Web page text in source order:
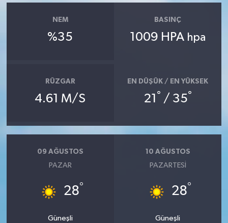
NEM
%35
BASINÇ
1009 HPA hpa
RÜZGAR
4.61 M/S
EN DÜŞÜK / EN YÜKSEK
21 ° / 35°
09 AĞUSTOS
PAZAR
28°
Güneşli
10 AĞUSTOS
PAZARTESI
28°
Güneşli